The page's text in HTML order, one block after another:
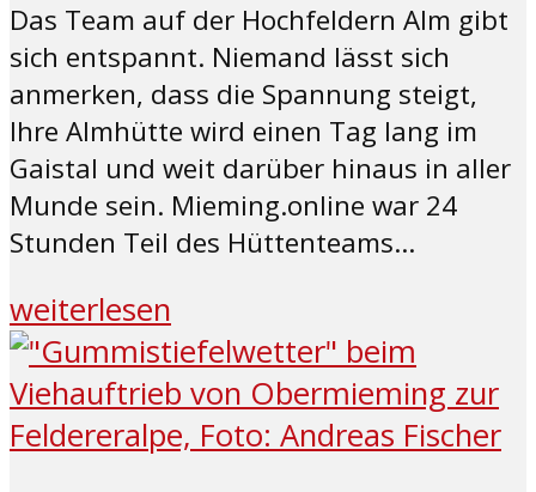
Das Team auf der Hochfeldern Alm gibt
sich entspannt. Niemand lässt sich
anmerken, dass die Spannung steigt,
Ihre Almhütte wird einen Tag lang im
Gaistal und weit darüber hinaus in aller
Munde sein. Mieming.online war 24
Stunden Teil des Hüttenteams...
weiterlesen